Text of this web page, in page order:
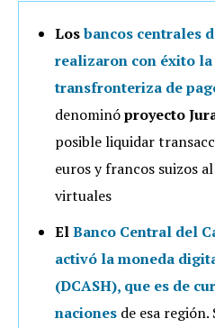
Losbancos centrales
realizaron con éxito
transfronteriza de
denominóproyecto
posible liquidar
euros y francos suizos
virtuales
ElBanco Central del
activó la moneda
(DCASH), que es de
naciones de esa